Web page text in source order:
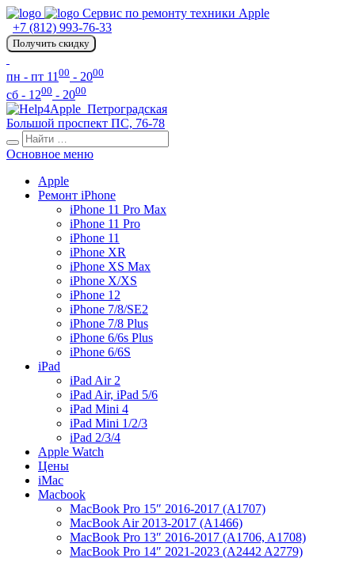
Сервис по ремонту техники Apple
+7 (812) 993-76-33
Получить скидку
пн - пт 11 00 - 2000
сб - 1200 - 2000
Петроградская
Большой проспект ПС, 76-78
Основное меню
Apple
Ремонт iPhone
iPhone 11 Pro Max
iPhone 11 Pro
iPhone 11
iPhone XR
iPhone XS Max
iPhone X/XS
iPhone 12
iPhone 7/8/SE2
iPhone 7/8 Plus
iPhone 6/6s Plus
iPhone 6/6S
iPad
iPad Air 2
iPad Air, iPad 5/6
iPad Mini 4
iPad Mini 1/2/3
iPad 2/3/4
Apple Watch
Цены
iMac
Macbook
MacBook Pro 15″ 2016-2017 (A1707)
MacBook Air 2013-2017 (A1466)
MacBook Pro 13″ 2016-2017 (A1706, A1708)
MacBook Pro 14″ 2021-2023 (A2442 A2779)